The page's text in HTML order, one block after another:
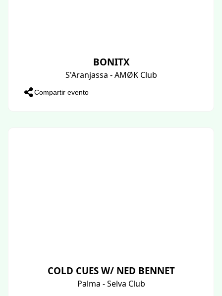
BONITX
S'Aranjassa - AMØK Club
Compartir evento
COLD CUES W/ NED BENNET
Palma - Selva Club